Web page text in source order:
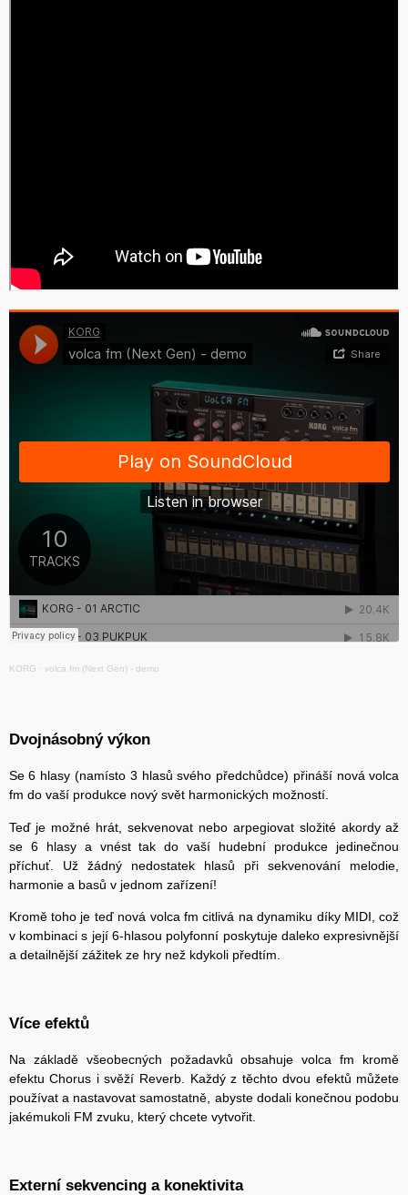
KORG · volca fm (Next Gen) - demo
Dvojnásobný výkon
Se 6 hlasy (namísto 3 hlasů svého předchůdce) přináší nová volca
fm do vaší produkce nový svět harmonických možností.
Teď je možné hrát, sekvenovat nebo arpegiovat složité akordy až
se 6 hlasy a vnést tak do vaší hudební produkce jedinečnou
příchuť. Už žádný nedostatek hlasů při sekvenování melodie,
harmonie a basů v jednom zařízení!
Kromě toho je teď nová volca fm citlivá na dynamiku díky MIDI, což
v kombinaci s její 6-hlasou polyfonní poskytuje daleko expresivnější
a detailnější zážitek ze hry než kdykoli předtím.
Více efektů
Na základě všeobecných požadavků obsahuje volca fm kromě
efektu Chorus i svěží Reverb. Každý z těchto dvou efektů můžete
používat a nastavovat samostatně, abyste dodali konečnou podobu
jakémukoli FM zvuku, který chcete vytvořit.
Externí sekvencing a konektivita